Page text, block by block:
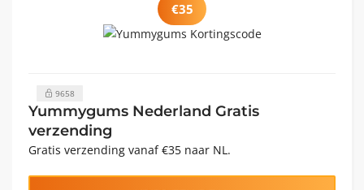
€35
9658
Yummygums Nederland Gratis
verzending
Gratis verzending vanaf €35 naar NL.